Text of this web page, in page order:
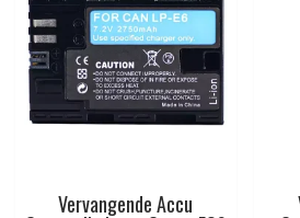
Vervangende Accu